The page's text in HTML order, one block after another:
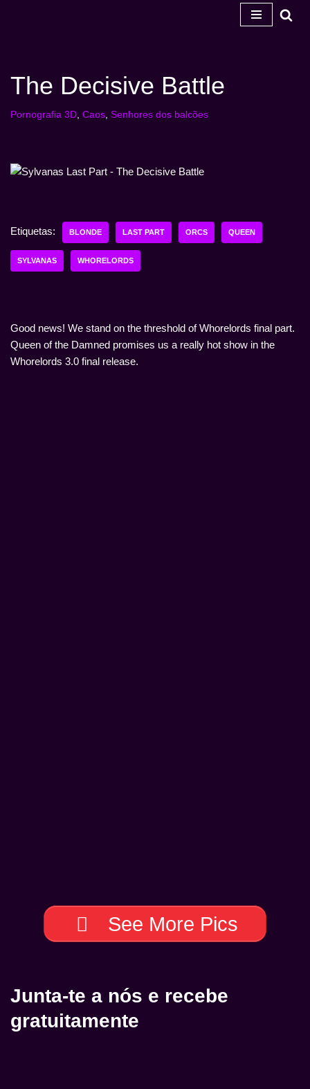
conteúdo
The Decisive Battle
Pornografia 3D, Caos, Senhores dos balcões
Etiquetas: BLONDE LAST PART ORCS QUEEN
SYLVANAS WHORELORDS
Good news! We stand on the threshold of Whorelords final part.
Queen of the Damned promises us a really hot show in the
Whorelords 3.0 final release.
See More Pics
Junta-te a nós e recebe
gratuitamente